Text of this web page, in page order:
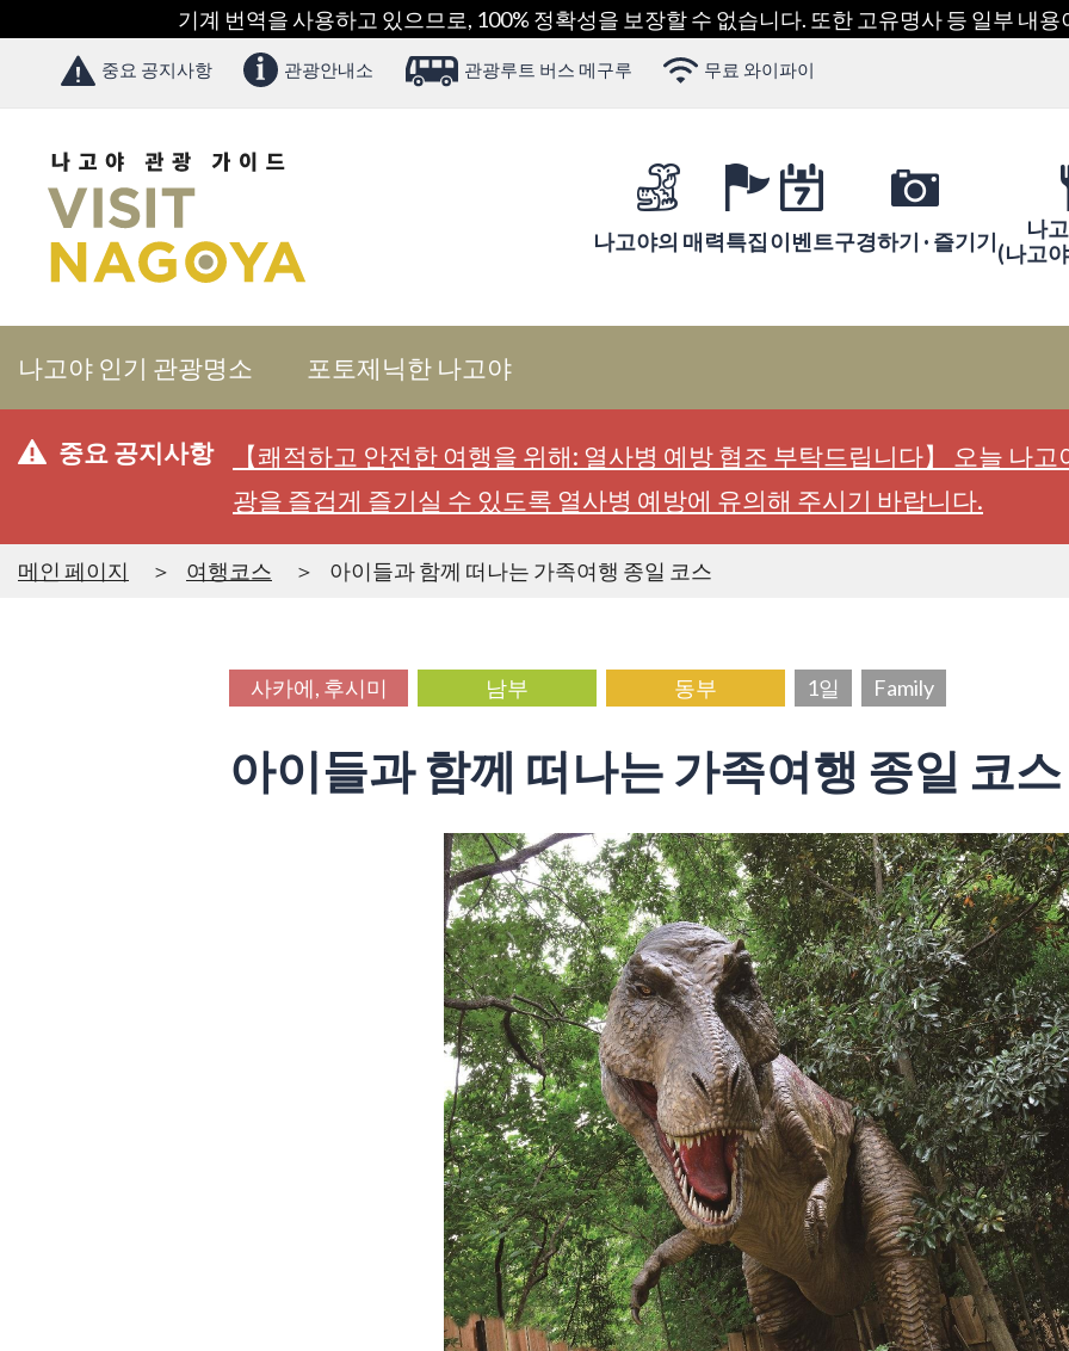
기계 번역을 사용하고 있으므로, 100% 정확성을 보장할 수 없습니다. 또한 고유명사 등 일부 내
중요 공지사항 관광안내소 관광루트 버스 메구루 무료 와이파이
나고야의 매력특집이벤트구경하기 · 즐기기
나
(나고
나고야 인기 관광명소 포토제닉한 나고야
중요 공지사항
【쾌적하고 안전한 여행을 위해: 열사병 예방 협조 부탁드립니다】 오늘 나
광을 즐겁게 즐기실 수 있도록 열사병 예방에 유의해 주시기 바랍니다.
메인 페이지 여행코스 아이들과 함께 떠나는 가족여행 종일 코스
사카에, 후시미 남부 동부 1일 Family
아이들과 함께 떠나는 가족여행 종일 코스